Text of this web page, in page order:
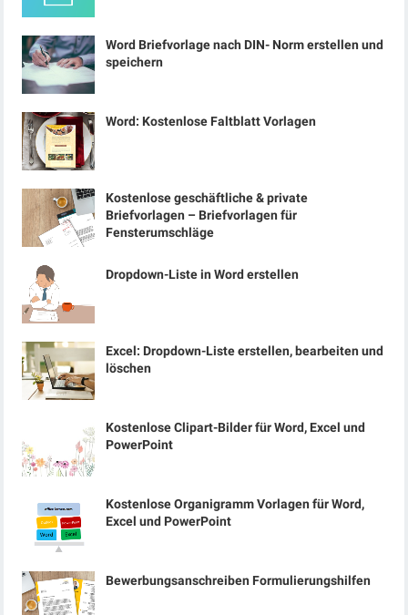
Word Briefvorlage nach DIN- Norm erstellen und
speichern
Word: Kostenlose Faltblatt Vorlagen
Kostenlose geschäftliche & private
Briefvorlagen – Briefvorlagen für
Fensterumschläge
Dropdown-Liste in Word erstellen
Excel: Dropdown-Liste erstellen, bearbeiten und
löschen
Kostenlose Clipart-Bilder für Word, Excel und
PowerPoint
Kostenlose Organigramm Vorlagen für Word,
Excel und PowerPoint
Bewerbungsanschreiben Formulierungshilfen